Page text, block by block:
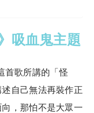
吸血鬼主題
首歌所講的「怪
自己無法再裝作正
，那怕不是大眾一